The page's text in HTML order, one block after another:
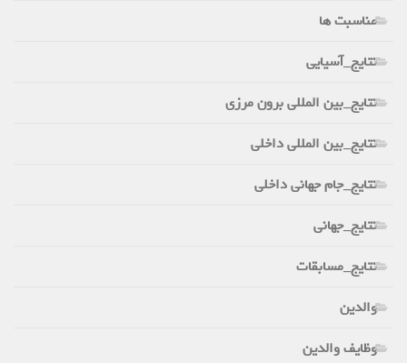
مناسبت ها
نتایج_آسیایی
نتایج_بین المللی برون مرزی
نتایج_بین المللی داخلی
نتایج_جام جهانی داخلی
نتایج_جهانی
نتایج_مسابقات
والدین
وظایف والدین